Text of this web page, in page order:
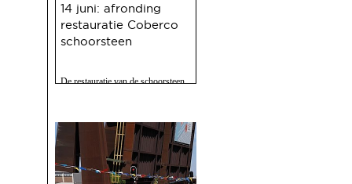
14 juni: afronding
restauratie Coberco
schoorsteen
De restauratie van de schoorsteen